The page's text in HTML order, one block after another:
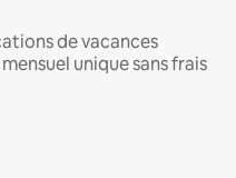
de vacances
unique sans frais